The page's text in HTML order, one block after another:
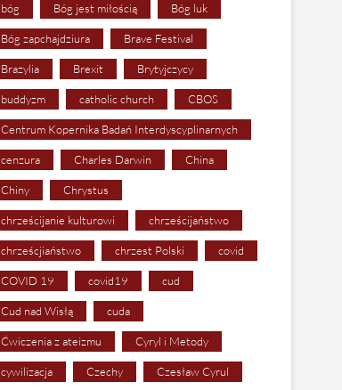
bóg Bóg jest miłością Bóg luk
Bóg zapchajdziura Brave Festival
Brazylia Brexit Brytyjczycy
buddyzm catholic church CBOS
Centrum Kopernika Badań Interdyscyplinarnych
cenzura Charles Darwin China
Chiny Chrystus
chrześcijanie kulturowi chrześcijaństwo
chrześcjiaństwo chrzest Polski covid
COVID 19 covid19 cud
Cud nad Wisłą cuda
Ćwiczenia z ateizmu Cyryl i Metody
cywilizacja Czechy Czesław Cyrul